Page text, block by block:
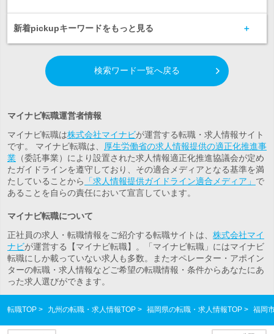
新着pickupキーワードをもっと見る
検索ワード一覧へ戻る
マイナビ転職運営者情報
マイナビ転職は株式会社マイナビが運営する転職・求人情報サイト
です。 マイナビ転職は、
厚生労働省の求人情報提供の適正化推進事
業 （委託事業）により設置された求人情報適正化推進協議会が定め
たガイドラインを遵守しており、その適合メディアとなる基準を満
たしていることから
「求人情報提供ガイドライン適合メディア」 で
あることを自らの責任において宣言しています。
マイナビ転職について
正社員の求人・転職情報をご紹介する転職サイトは、 株式会社マイ
ナビが運営する【マイナビ転職】。「マイナビ転職」にはマイナビ
転職にしか載っていない求人も多数。またオペレーター・アポイン
ターの転職・求人情報などご希望の転職情報・条件からあなたにあ
った求人選びができます。
転職TOP 九州の転職・求人情報TOP 福岡県の転職・求人情報TOP 福岡